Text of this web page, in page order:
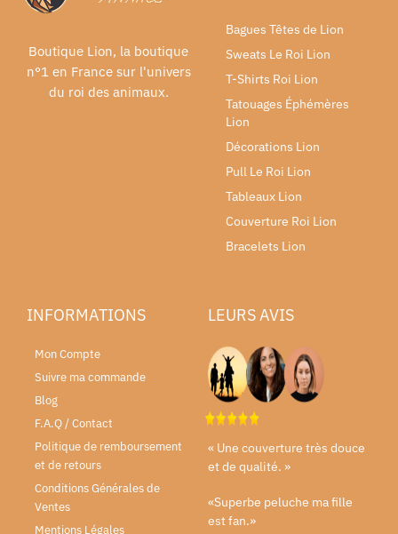
Boutique Lion, la boutique
n°1 en France sur l'univers
du roi des animaux.
Bagues Têtes de Lion
Sweats Le Roi Lion
T-Shirts Roi Lion
Tatouages Éphémères
Lion
Décorations Lion
Pull Le Roi Lion
Tableaux Lion
Couverture Roi Lion
Bracelets Lion
INFORMATIONS
Mon Compte
Suivre ma commande
Blog
F.A.Q / Contact
Politique de remboursement
et de retours
Conditions Générales de
Ventes
Mentions Légales
LEURS AVIS
« Une couverture très douce
et de qualité. »
«Superbe peluche ma fille
est fan.»